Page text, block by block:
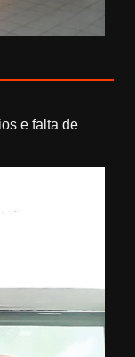
e falta de